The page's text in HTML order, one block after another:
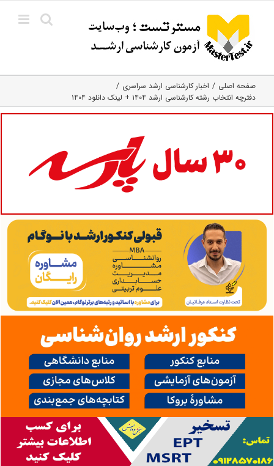
content
صفحه اصلی
اخبار کارشناسی ارشد سراسری
دفترچه انتخاب رشته کارشناسی ارشد ۱۴۰۴ + لینک دانلود ۱۴۰۴